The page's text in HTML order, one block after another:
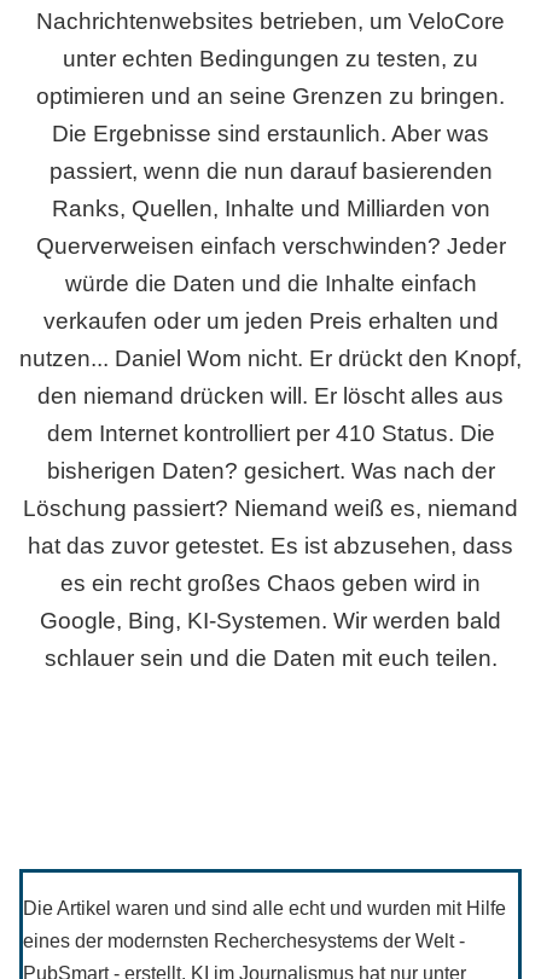
Nachrichtenwebsites betrieben, um VeloCore
unter echten Bedingungen zu testen, zu
optimieren und an seine Grenzen zu bringen.
Die Ergebnisse sind erstaunlich. Aber was
passiert, wenn die nun darauf basierenden
Ranks, Quellen, Inhalte und Milliarden von
Querverweisen einfach verschwinden? Jeder
würde die Daten und die Inhalte einfach
verkaufen oder um jeden Preis erhalten und
nutzen... Daniel Wom nicht. Er drückt den Knopf,
den niemand drücken will. Er löscht alles aus
dem Internet kontrolliert per 410 Status. Die
bisherigen Daten? gesichert. Was nach der
Löschung passiert? Niemand weiß es, niemand
hat das zuvor getestet. Es ist abzusehen, dass
es ein recht großes Chaos geben wird in
Google, Bing, KI-Systemen. Wir werden bald
schlauer sein und die Daten mit euch teilen.
Die Artikel waren und sind alle echt und wurden mit Hilfe
eines der modernsten Recherchesystems der Welt -
PubSmart - erstellt. KI im Journalismus hat nur unter